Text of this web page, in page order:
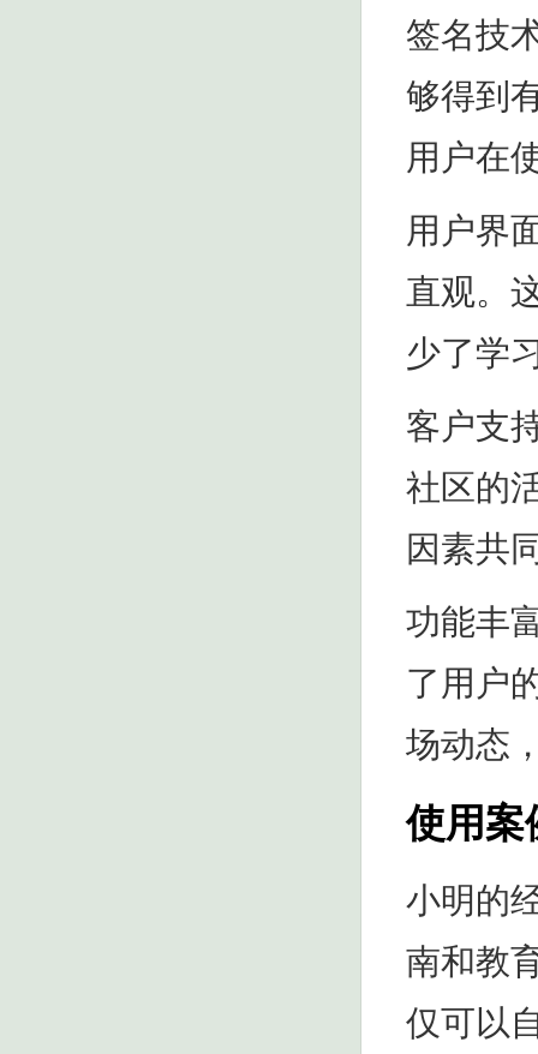
签名技
够得到
用户在
用户界
直观。
少了学
客户支
社区的
因素共
功能丰
了用户
场动态
使用案
小明的
南和教
仅可以